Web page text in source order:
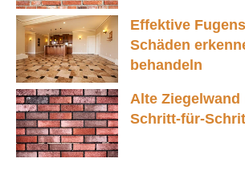
Effektive
Schäden
behandeln
Alte
Schritt-für-